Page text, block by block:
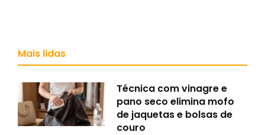
Mais lidas
Técnica com vinagre e
pano seco elimina mofo
de jaquetas e bolsas de
couro